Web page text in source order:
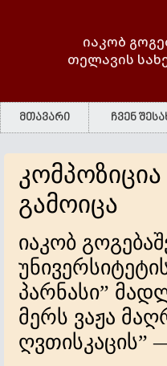
იაკობ
თელავის
მთავარი ჩვენ
გამოიცა
იაკობ
პარნასი”
მერს ვაჟა
ღვთისკაცის”